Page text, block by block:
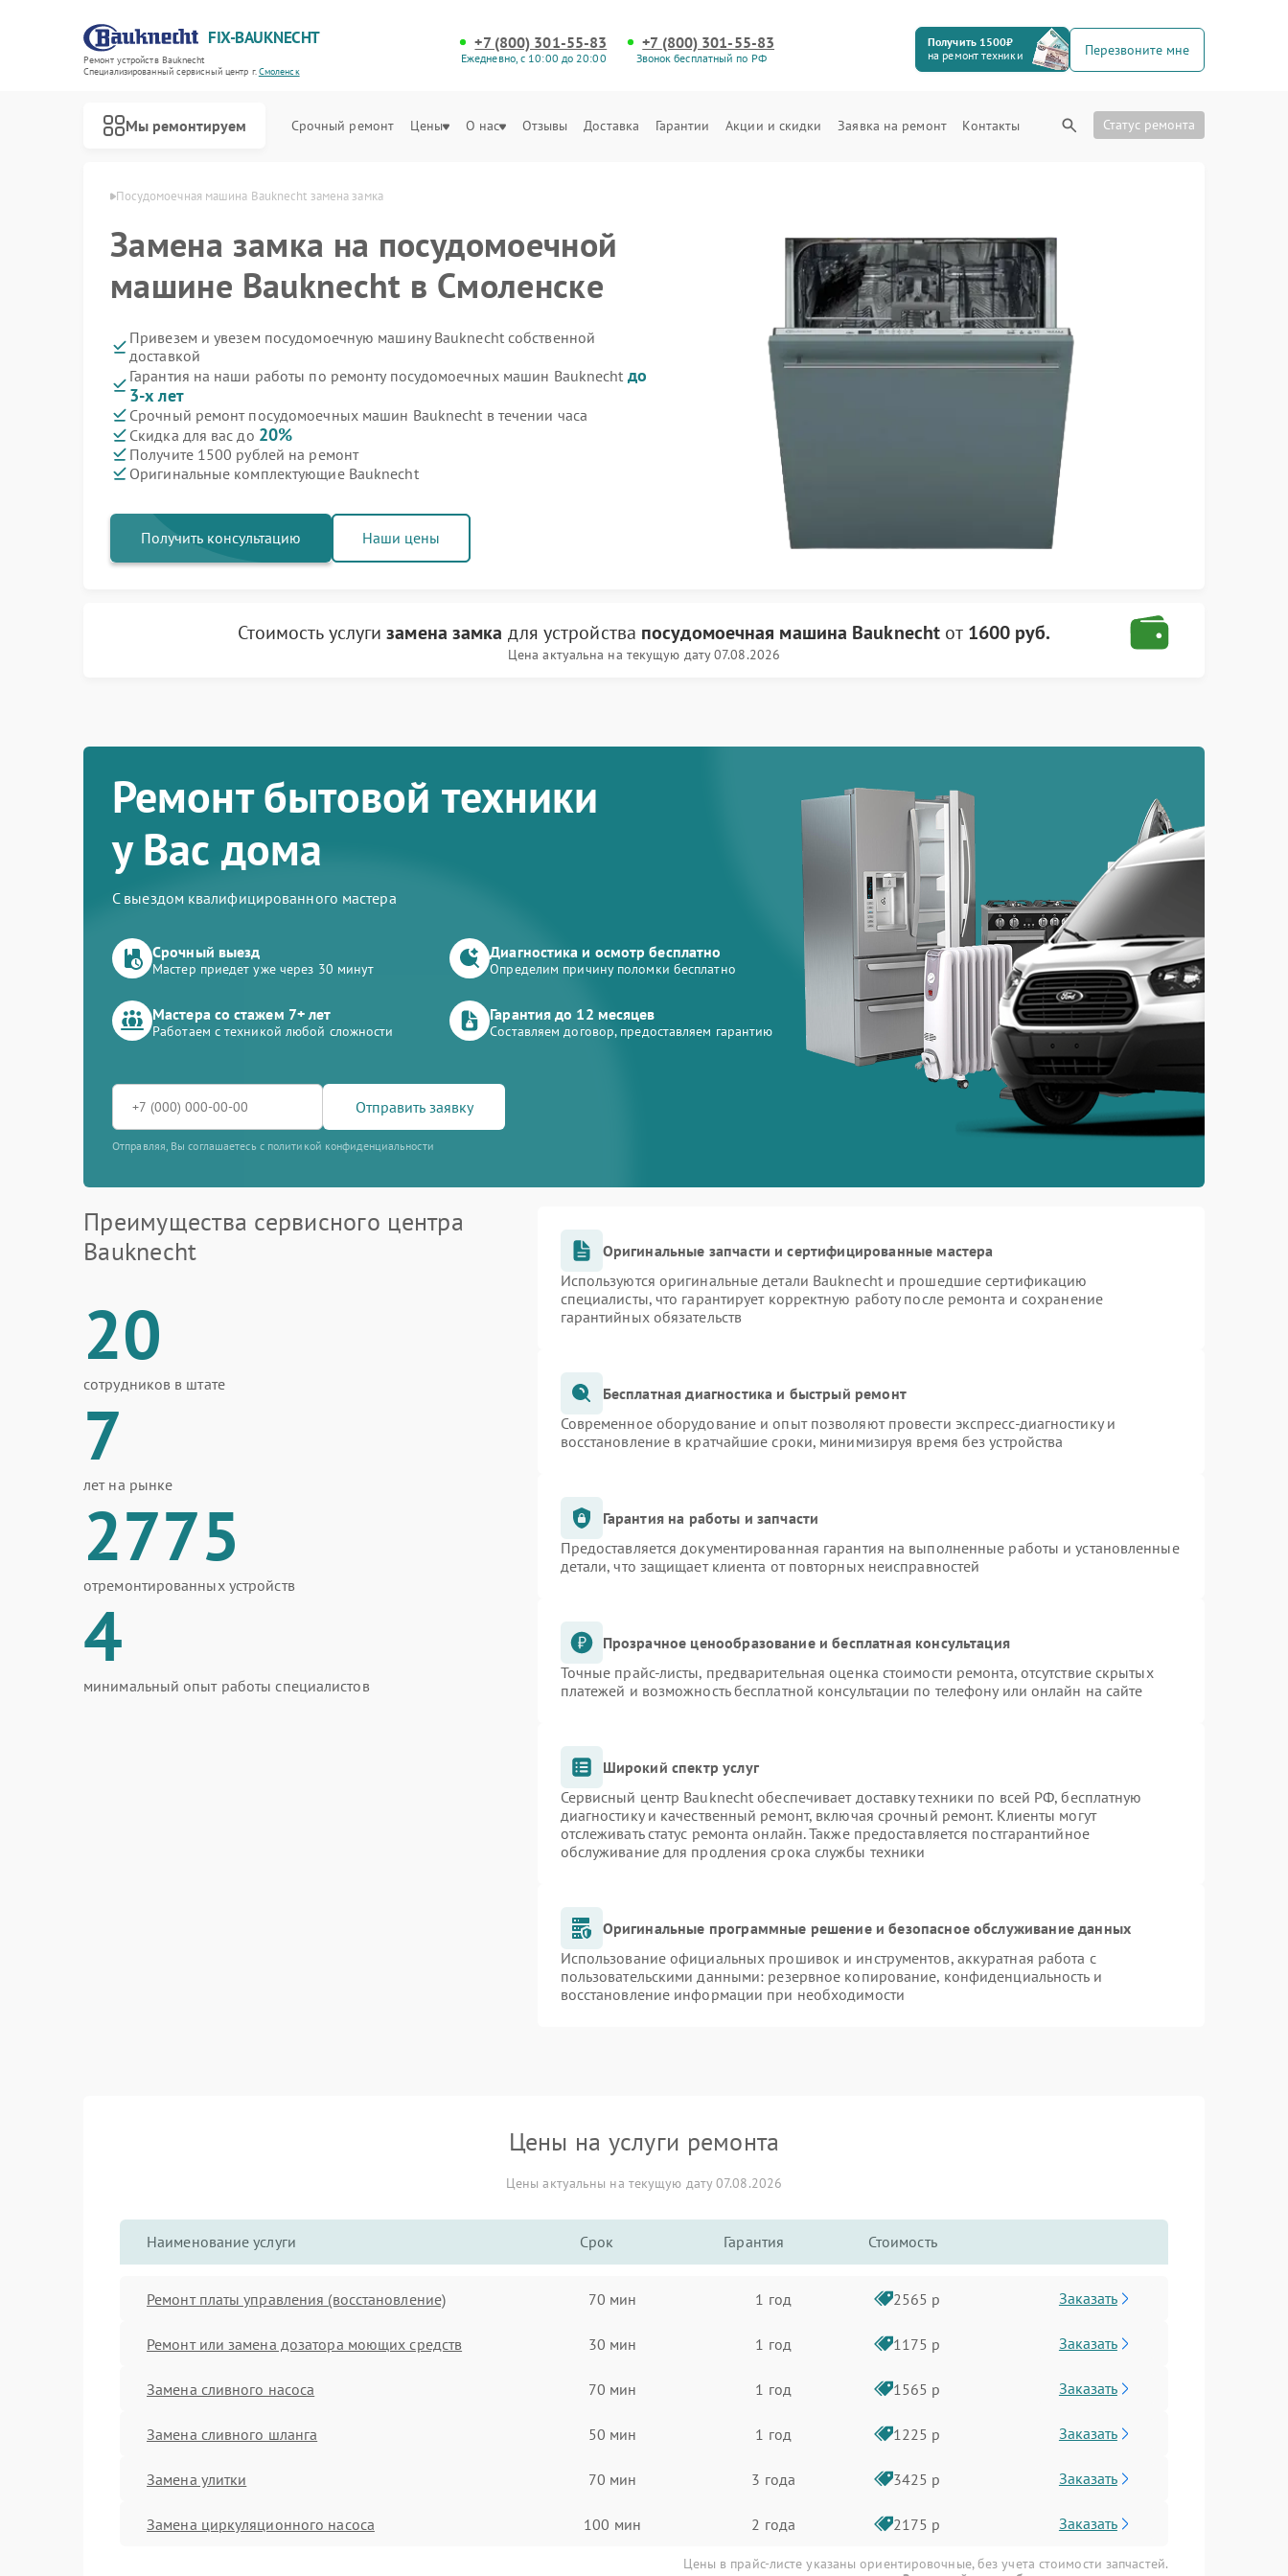
FIX-BAUKNECHT
Ремонт устройств Bauknecht
Специализированный cервисный центр г.Смоленск
+7 (800) 301-55-83
Ежедневно, с 10:00 до 20:00
+7 (800) 301-55-83
Звонок бесплатный по РФ
Получить 1500₽
на ремонт техники
Перезвоните мне
Мы ремонтируем Срочный ремонт Цены О нас Отзывы Доставка Гарантии Акции и скидки Заявка на ремонт Контакты Статус ремонта
Посудомоечная машина Bauknecht замена замка
Замена замка на посудомоечной
машине Bauknecht в Смоленске
Привезем и увезем посудомоечную машину Bauknecht собственной
доставкой
Гарантия на наши работы по ремонту посудомоечных машин Bauknecht до
3-х лет
Срочный ремонт посудомоечных машин Bauknecht в течении часа
Скидка для вас до 20%
Получите 1500 рублей на ремонт
Оригинальные комплектующие Bauknecht
Получить консультацию Наши цены
Стоимость услугизамена замка для устройства посудомоечная машина Bauknecht от 1600 руб.
Цена актуальна на текущую дату 07.08.2026
Ремонт бытовой техники
у Вас дома
С выездом квалифицированного мастера
Срочный выезд
Мастер приедет уже через 30 минут
Диагностика и осмотр бесплатно
Определим причину поломки бесплатно
Мастера со стажем 7+ лет
Работаем с техникой любой сложности
Гарантия до 12 месяцев
Составляем договор, предоставляем гарантию
Отправить заявку
Отправляя, Вы соглашаетесь с политикой конфиденциальности
Преимущества сервисного центра
Bauknecht
20
сотрудников в штате
7
лет на рынке
2775
отремонтированных устройств
4
минимальный опыт работы специалистов
Оригинальные запчасти и сертифицированные мастера
Используются оригинальные детали Bauknecht и прошедшие сертификацию
специалисты, что гарантирует корректную работу после ремонта и сохранение
гарантийных обязательств
Бесплатная диагностика и быстрый ремонт
Современное оборудование и опыт позволяют провести экспресс-диагностику и
восстановление в кратчайшие сроки, минимизируя время без устройства
Гарантия на работы и запчасти
Предоставляется документированная гарантия на выполненные работы и установленные
детали, что защищает клиента от повторных неисправностей
Прозрачное ценообразование и бесплатная консультация
Точные прайс-листы, предварительная оценка стоимости ремонта, отсутствие скрытых
платежей и возможность бесплатной консультации по телефону или онлайн на сайте
Широкий спектр услуг
Сервисный центр Bauknecht обеспечивает доставку техники по всей РФ, бесплатную
диагностику и качественный ремонт, включая срочный ремонт. Клиенты могут
отслеживать статус ремонта онлайн. Также предоставляется постгарантийное
обслуживание для продления срока службы техники
Оригинальные программные решение и безопасное обслуживание данных
Использование официальных прошивок и инструментов, аккуратная работа с
пользовательскими данными: резервное копирование, конфиденциальность и
восстановление информации при необходимости
Цены на услуги ремонта
Цены актуальны на текущую дату 07.08.2026
Наименование услуги Срок Гарантия Стоимость
Ремонт платы управления (восстановление) 70 мин 1 год 2565 р Заказать
Ремонт или замена дозатора моющих средств 30 мин 1 год 1175 р Заказать
Замена сливного насоса 70 мин 1 год 1565 р Заказать
Замена сливного шланга 50 мин 1 год 1225 р Заказать
Замена улитки 70 мин 3 года 3425 р Заказать
Замена циркуляционного насоса 100 мин 2 года 2175 р Заказать
Цены в прайс-листе указаны ориентировочные, без учета стоимости запчастей.